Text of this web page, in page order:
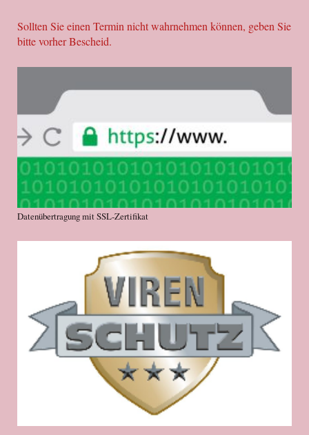
Sollten Sie einen Termin nicht wahrnehmen können, geben Sie
bitte vorher Bescheid.
Datenübertragung mit SSL-Zertifikat